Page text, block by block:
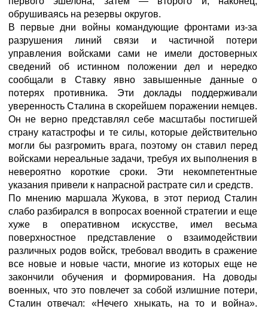
обрушиваясь на резервы округов.
В первые дни войны командующие фронтами из-за
разрушения линий связи и частичной потери
управления войсками сами не имели достоверных
сведений об истинном положении дел и нередко
сообщали в Ставку явно завышенные данные о
потерях противника. Эти доклады поддерживали
уверенность Сталина в скорейшем поражении немцев.
Он не верно представлял себе масштабы постигшей
страну катастрофы и те силы, которые действительно
могли бы разгромить врага, поэтому он ставил перед
войсками нереальные задачи, требуя их выполнения в
невероятно короткие сроки. Эти некомпетентные
указания привели к напрасной растрате сил и средств.
По мнению маршала Жукова, в этот период Сталин
слабо разбирался в вопросах военной стратегии и еще
хуже в оперативном искусстве, имел весьма
поверхностное представление о взаимодействии
различных родов войск, требовал вводить в сражение
все новые и новые части, многие из которых еще не
закончили обучения и формирования. На доводы
военных, что это повлечет за собой излишние потери,
Сталин отвечал: «Нечего хныкать, на то и война».